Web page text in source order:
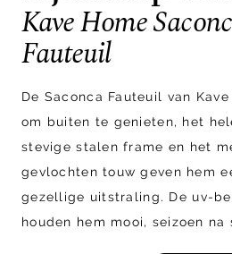
Kave Home
Fauteuil
De Saconca Fauteuil van
om buiten te genieten, het
stevige stalen frame en het
gevlochten touw geven hem
gezellige uitstraling. De uv-
houden hem mooi, seizoen na